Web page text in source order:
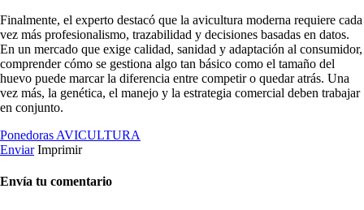
Finalmente, el experto destacó que la avicultura moderna requiere cada
vez más profesionalismo, trazabilidad y decisiones basadas en datos.
En un mercado que exige calidad, sanidad y adaptación al consumidor,
comprender cómo se gestiona algo tan básico como el tamaño del
huevo puede marcar la diferencia entre competir o quedar atrás. Una
vez más, la genética, el manejo y la estrategia comercial deben trabajar
en conjunto.
Ponedoras AVICULTURA
Enviar Imprimir
Envía tu comentario